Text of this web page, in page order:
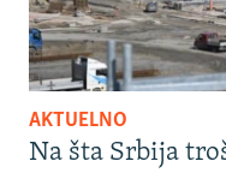
AKTUELNO
Na šta Srbija